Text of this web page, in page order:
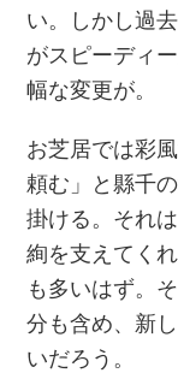
い。しかし過
がスピーディ
幅な変更が。
お芝居では彩
頼む」と縣千
掛ける。それ
絢を支えてく
も多いはず。
分も含め、新
いだろう。